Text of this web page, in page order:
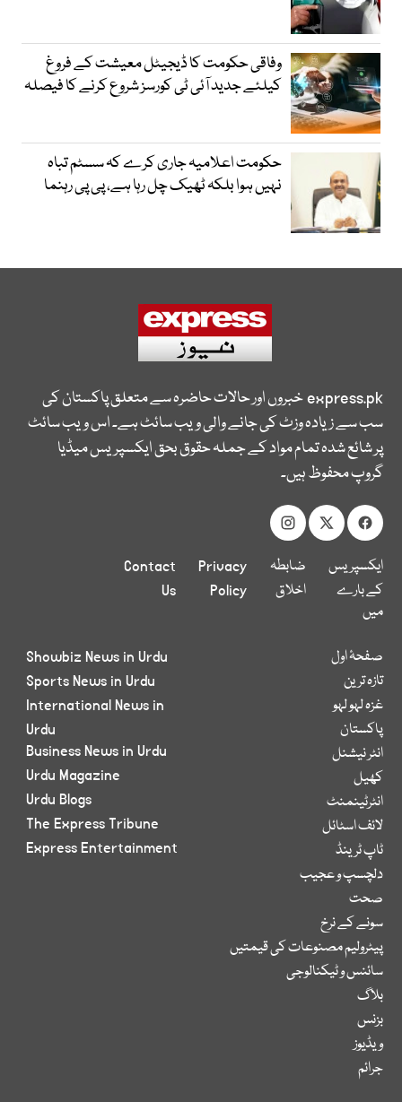
وفاقی حکومت کا ڈیجیٹل معیشت کے فروغ
کیلئے جدید آئی ٹی کورسز شروع کرنے کا فیصلہ
حکومت اعلامیہ جاری کرے کہ سسٹم تباہ
نہیں ہوا بلکہ ٹھیک چل رہا ہے، پی پی رہنما
express.pkخبروں اور حالات حاضرہ سے متعلق پاکستان کی
سب سے زیادہ وزٹ کی جانے والی ویب سائٹ ہے۔ اس ویب سائٹ
پر شائع شدہ تمام مواد کے جملہ حقوق بحق ایکسپریس میڈیا
گروپ محفوظ ہیں۔
ایکسپریس
کے بارے
میں
ضابطہ
اخلاق
Privacy
Policy
Contact
Us
صفحۂ اول
تازہ ترین
غزہ لہو لہو
پاکستان
انٹر نیشنل
کھیل
انٹرٹینمنٹ
لائف اسٹائل
ٹاپ ٹرینڈ
دلچسپ و عجیب
صحت
سونے کے نرخ
پیٹرولیم مصنوعات کی قیمتیں
سائنس و ٹیکنالوجی
بلاگ
بزنس
ویڈیوز
جرائم
Showbiz News in Urdu
Sports News in Urdu
International News in
Urdu
Business News in Urdu
Urdu Magazine
Urdu Blogs
The Express Tribune
Express Entertainment